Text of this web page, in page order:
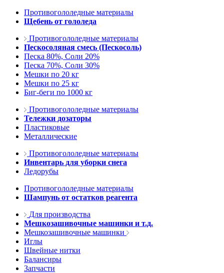
Противогололедные материалы
Щебень от гололеда
Противогололедные материалы
Пескосоляная смесь (Пескосоль)
Песка 80%, Соли 20%
Песка 70%, Соли 30%
Мешки по 20 кг
Мешки по 25 кг
Биг-беги по 1000 кг
Противогололедные материалы
Тележки дозаторы
Пластиковые
Металлические
Противогололедные материалы
Инвентарь для уборки снега
Ледорубы
Противогололедные материалы
Шампунь от остатков реагента
Для производства
Мешкозашивочные машинки и т.д.
Мешкозашивочные машинки
Иглы
Швейные нитки
Балансиры
Запчасти